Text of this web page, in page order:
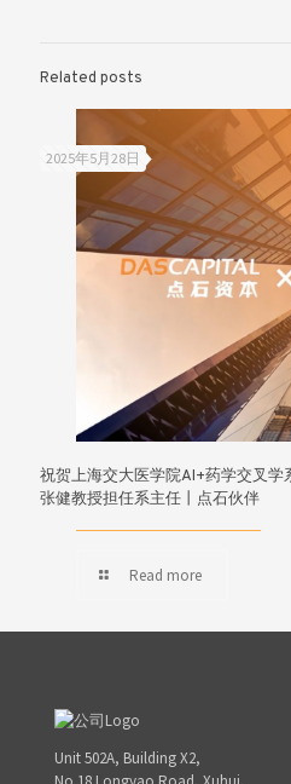
Related posts
2025年5月28日
祝贺上海交大医学院AI+药学交叉
张健教授担任系主任丨点石伙伴
Read more
Unit 502A, Building X2,